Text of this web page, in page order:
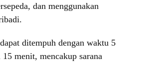
dan menggunakan
ditempuh dengan waktu 5
menit, mencakup sarana